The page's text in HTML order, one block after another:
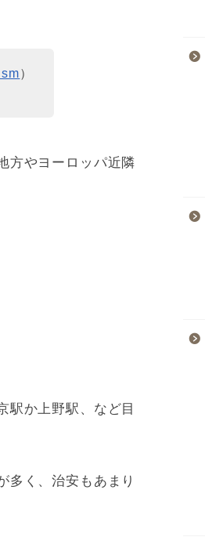
）
方やヨーロッパ近隣
駅か上野駅、など目
多く、治安もあまり